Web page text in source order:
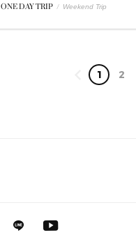
ONE DAY TRIP / Weekend Trip
1 2